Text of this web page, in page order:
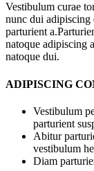
Vestibulum curae
nunc dui adipiscing
parturient
natoque adipiscing
natoque dui.
ADIPISCING
Vestibulum
parturient
Abitur
vestibulum
Diam